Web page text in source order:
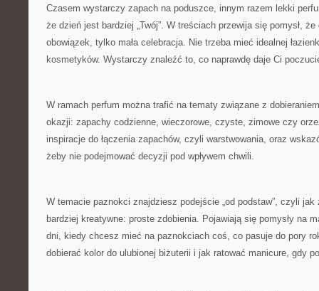
Czasem wystarczy zapach na poduszce, innym razem lekki
że dzień jest bardziej „Twój”. W treściach przewija się pomysł,
obowiązek, tylko mała celebracja. Nie trzeba mieć idealnej
kosmetyków. Wystarczy znaleźć to, co naprawdę daje Ci
W ramach perfum można trafić na tematy związane z
okazji: zapachy codzienne, wieczorowe, czyste, zimowe czy
inspiracje do łączenia zapachów, czyli warstwowania, oraz
żeby nie podejmować decyzji pod wpływem chwili.
W temacie paznokci znajdziesz podejście „od podstaw”, czyli
bardziej kreatywne: proste zdobienia. Pojawiają się pomysły na
dni, kiedy chcesz mieć na paznokciach coś, co pasuje do pory
dobierać kolor do ulubionej biżuterii i jak ratować manicure, gdy